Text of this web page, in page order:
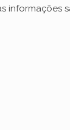
informações